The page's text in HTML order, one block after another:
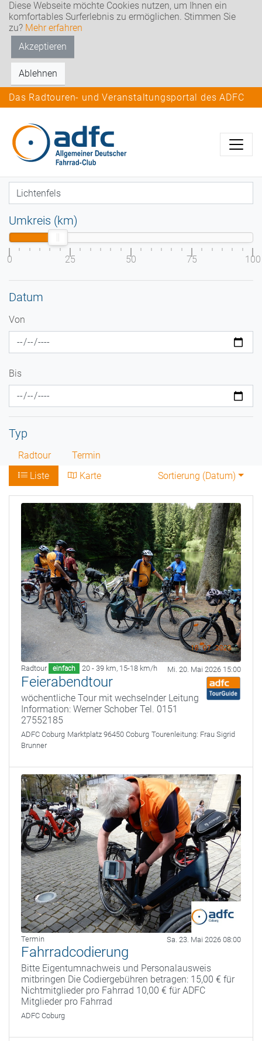
Diese Webseite möchte Cookies nutzen, um Ihnen ein
komfortables Surferlebnis zu ermöglichen. Stimmen Sie
zu? Mehr erfahren
Akzeptieren
Ablehnen
Das Radtouren- und Veranstaltungsportal des ADFC
Umkreis (km)
0 25 50 75 100
Datum
Von
Bis
Typ
Radtour
Termin
Liste
Karte Sortierung (Datum)
Radtour einfach 20 - 39 km, 15-18 km/h Mi. 20. Mai 2026 15:00
Feierabendtour
wöchentliche Tour mit wechselnder Leitung
Information: Werner Schober Tel. 0151
27552185
ADFC Coburg Marktplatz 96450 Coburg Tourenleitung: Frau Sigrid
Brunner
Termin Sa. 23. Mai 2026 08:00
Fahrradcodierung
Bitte Eigentumnachweis und Personalausweis
mitbringen Die Codiergebühren betragen: 15,00 € für
Nichtmitglieder pro Fahrrad 10,00 € für ADFC
Mitglieder pro Fahrrad
ADFC Coburg